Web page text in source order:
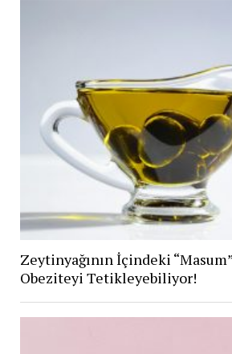
Zeytinyağının İçindeki
Obeziteyi Tetikleyebiliyor!